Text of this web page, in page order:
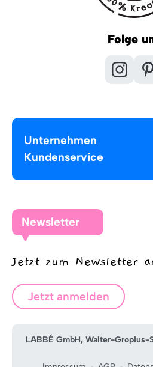
Folge
Unternehmen
Kundenservice
Newsletter
Jetzt zum Newsletter
Jetzt anmelden
LABBÉ GmbH, Walter-Gropius-